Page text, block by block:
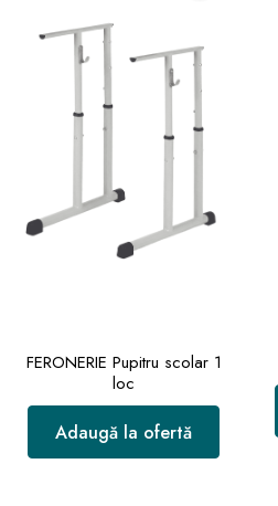
FERONERIE Pupitru scolar 1
loc
Adaugă la ofertă